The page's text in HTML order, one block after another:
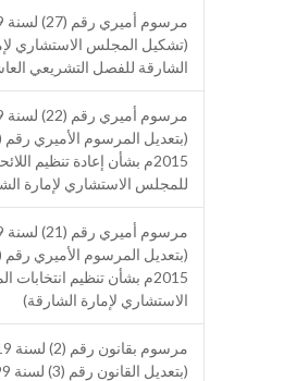
(تشكيل المجلس الاستشاري
الشارقة للفصل التشريعي
2015م بشأن إعادة تنظيم
للمجلس الاستشاري لإمارة
2015م بشأن تنظيم
الاستشاري لإمارة الشارقة)